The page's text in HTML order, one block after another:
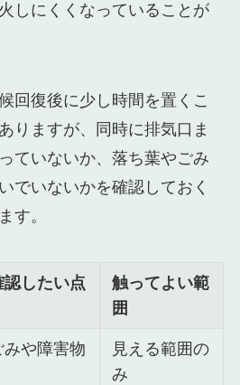
しにくくなっていることが
回復後に少し時間を置くこ
りますが、同時に排気口ま
ていないか、落ち葉やごみ
でいないかを確認しておく
す。
認したい点
触ってよい範
囲
みや障害物
見える範囲の
み